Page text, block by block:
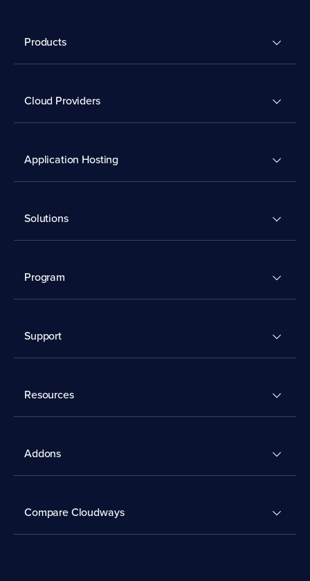
Products
Cloud Providers
Application Hosting
Solutions
Program
Support
Resources
Addons
Compare Cloudways